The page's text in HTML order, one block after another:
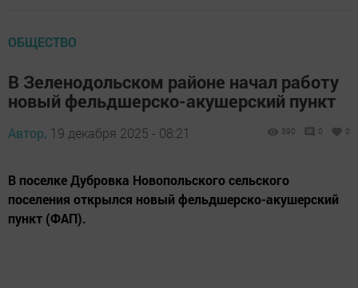
ОБЩЕСТВО
В Зеленодольском районе начал работу
новый фельдшерско-акушерский пункт
Автор, 19 декабря 2025 - 08:21 390 0 0
В поселке Дубровка Новопольского сельского
поселения открылся новый фельдшерско-акушерский
пункт (ФАП).